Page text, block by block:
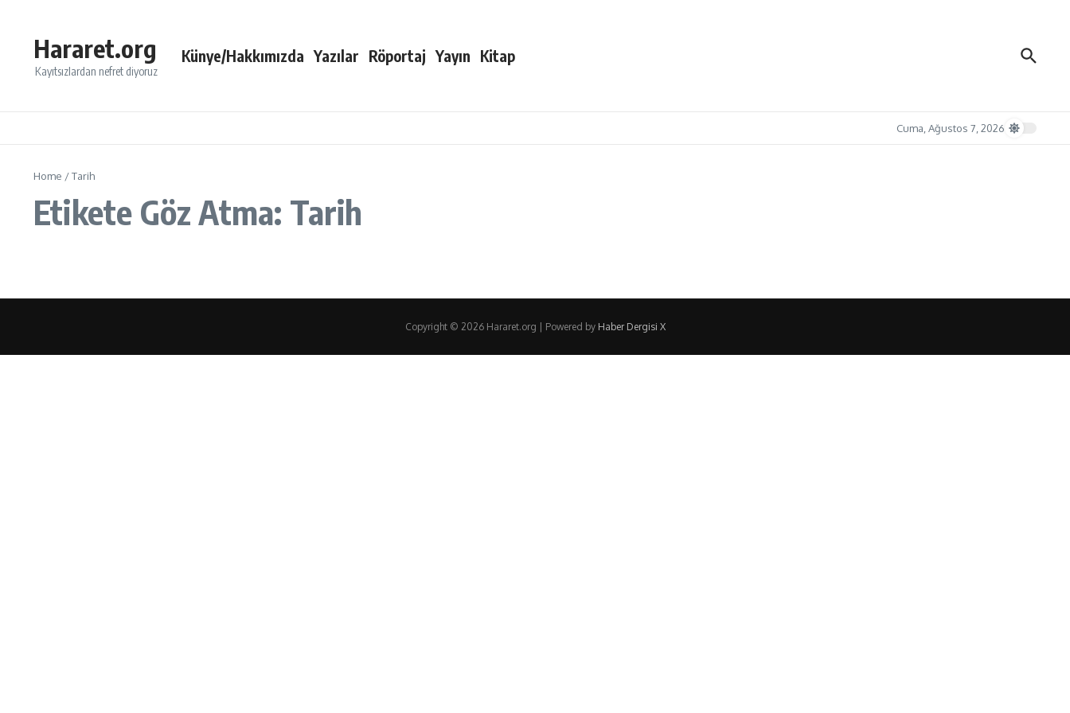
Hararet.org
Kayıtsızlardan nefret diyoruz
Künye/Hakkımızda Yazılar Röportaj Yayın Kitap
Cuma, Ağustos 7, 2026
Home /Tarih
Etikete Göz Atma: Tarih
Copyright © 2026 Hararet.org | Powered by Haber Dergisi X